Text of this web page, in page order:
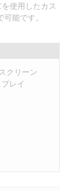
使用したカス
能です。
クリーン
レイ